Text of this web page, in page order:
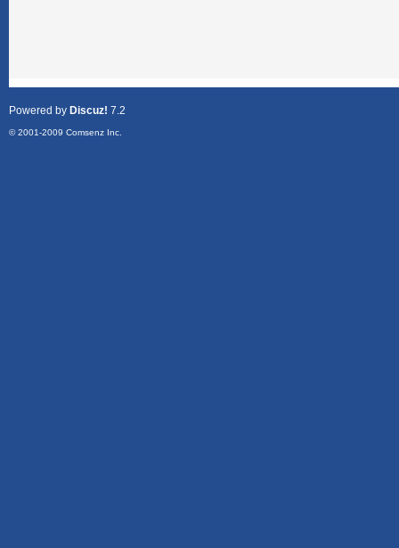
Powered by Discuz! 7.2
© 2001-2009 Comsenz Inc.